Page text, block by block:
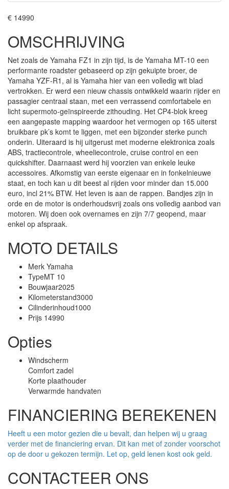
€ 14990
OMSCHRIJVING
Net zoals de Yamaha FZ1 in zijn tijd, is de Yamaha MT-10 een
performante roadster gebaseerd op zijn gekuipte broer, de
Yamaha YZF-R1, al is Yamaha hier van een volledig wit blad
vertrokken. Er werd een nieuw chassis ontwikkeld waarin rijder en
passagier centraal staan, met een verrassend comfortabele en
licht supermoto-geïnspireerde zithouding. Het CP4-blok kreeg
een aangepaste mapping waardoor het vermogen op 165 uiterst
bruikbare pk’s komt te liggen, met een bijzonder sterke punch
onderin. Uiteraard is hij uitgerust met moderne elektronica zoals
ABS, tractiecontrole, wheeliecontrole, cruise control en een
quickshifter. Daarnaast werd hij voorzien van enkele leuke
accessoires. Afkomstig van eerste eigenaar en in fonkelnieuwe
staat, en toch kan u dit beest al rijden voor minder dan 15.000
euro, incl 21% BTW. Het leven is aan de rappen. Bandjes zijn in
orde en de motor is onderhoudsvrij zoals ons volledig aanbod van
motoren. Wij doen ook overnames en zijn 7/7 geopend, maar
enkel op afspraak.
MOTO DETAILS
Merk Yamaha
TypeMT 10
Bouwjaar2025
Kilometerstand3000
Cilinderinhoud1000
Prijs 14990
Opties
Windscherm
Comfort zadel
Korte plaathouder
Verwarmde handvaten
FINANCIERING BEREKENEN
Heeft u een motor gezien die u bevalt, dan helpen wij u graag
verder met de financiering ervan. Dit kan met of zonder voorschot
op de door u gekozen termijn. Let op, geld lenen kost ook geld.
CONTACTEER ONS